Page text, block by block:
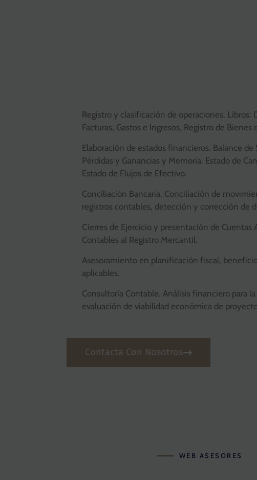
Registro y clasificación de operaciones. Libros:
Facturas, Gastos e Ingresos, Registro de Bienes
Elaboración de estados financieros. Balance
Pérdidas y Ganancias y Memoria. Estado de
Estado de Flujos de Efectivo.
Conciliación Bancaria. Conciliación de
registros contables, detección y corrección de
Cierres de Ejercicio y presentación de Cuentas
Contables al Registro Mercantil.
Asesoramiento en planificación fiscal,
aplicables.
Consultoría Contable. Análisis financiero para
evaluación de viabilidad económica de
Contacta Con Nosotros
WEB ASESORES